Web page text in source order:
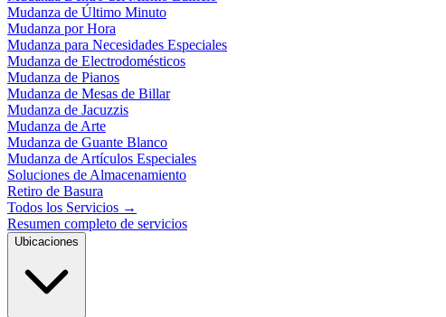
Mudanza de Último Minuto
Mudanza por Hora
Mudanza para Necesidades Especiales
Mudanza de Electrodomésticos
Mudanza de Pianos
Mudanza de Mesas de Billar
Mudanza de Jacuzzis
Mudanza de Arte
Mudanza de Guante Blanco
Mudanza de Artículos Especiales
Soluciones de Almacenamiento
Retiro de Basura
Todos los Servicios →
Resumen completo de servicios
Ubicaciones